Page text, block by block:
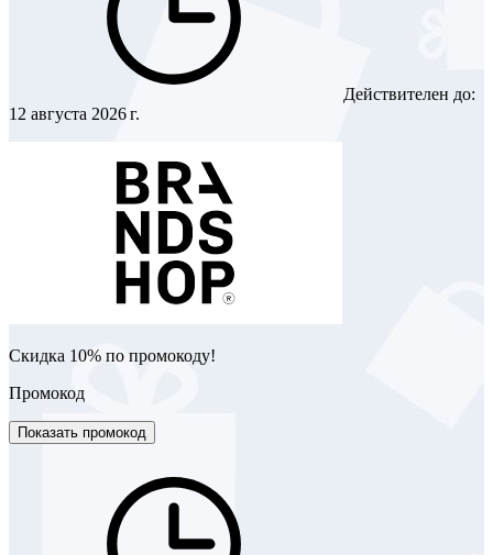
Действителен до:
12 августа 2026 г.
Скидка 10% по промокоду!
Промокод
Показать промокод